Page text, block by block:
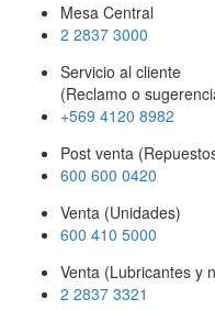
Mesa Central
2 2837 3000
Servicio al cliente
(Reclamo o
+569 4120 8982
Post venta
600 600 0420
Venta (Unidades)
600 410 5000
Venta (Lubricantes y
2 2837 3321